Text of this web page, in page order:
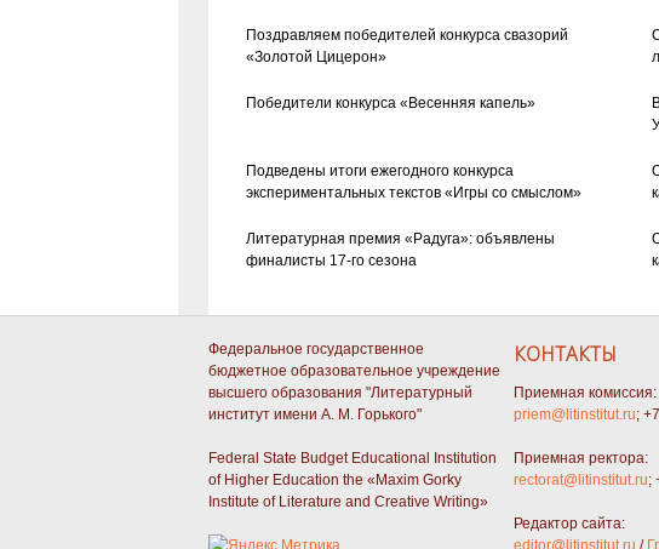
Поздравляем победителей конкурса свазорий
«Золотой Цицерон»
Победители конкурса «Весенняя капель»
Подведены итоги ежегодного конкурса
экспериментальных текстов «Игры со смыслом»
Литературная премия «Радуга»: объявлены
финалисты 17-го сезона
Федеральное государственное
бюджетное образовательное учреждение
высшего образования "Литературный
институт имени А. М. Горького"
Federal State Budget Educational Institution
of Higher Education the «Maxim Gorky
Institute of Literature and Creative Writing»
КОНТАКТЫ
Приемная комиссия:
priem@litinstitut.ru;
Приемная ректора:
rectorat@litinstitut.ru;
Редактор сайта:
editor@litinstitut.ru /